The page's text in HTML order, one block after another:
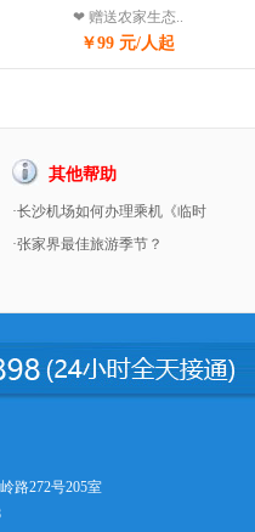
❤ 赠送农家生态..
￥99 元/人起
其他帮助
·长沙机场如何办理乘机《临时
·张家界最佳旅游季节？
路272号205室